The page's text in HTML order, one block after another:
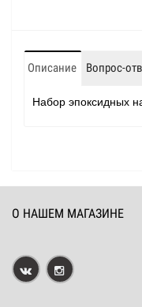
Описание Вопрос-
Набор эпоксидных
О НАШЕМ МАГАЗИНЕ